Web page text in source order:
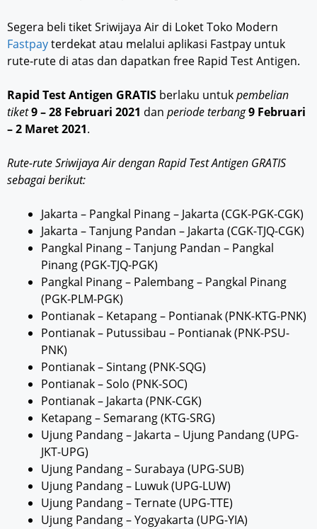
Segera beli tiket Sriwijaya Air di Loket Toko Modern
Fastpayterdekat atau melalui aplikasi Fastpay untuk
rute-rute di atas dan dapatkan free Rapid Test Antigen.
Rapid Test Antigen GRATIS berlaku untukpembelian
tiket9 – 28 Februari 2021 dan periode terbang9 Februari
– 2 Maret 2021.
Rute-rute Sriwijaya Air dengan Rapid Test Antigen GRATIS
sebagai berikut:
Jakarta – Pangkal Pinang – Jakarta (CGK-PGK-CGK)
Jakarta – Tanjung Pandan – Jakarta (CGK-TJQ-CGK)
Pangkal Pinang – Tanjung Pandan – Pangkal
Pinang (PGK-TJQ-PGK)
Pangkal Pinang – Palembang – Pangkal Pinang
(PGK-PLM-PGK)
Pontianak – Ketapang – Pontianak (PNK-KTG-PNK)
Pontianak – Putussibau – Pontianak (PNK-PSU-
PNK)
Pontianak – Sintang (PNK-SQG)
Pontianak – Solo (PNK-SOC)
Pontianak – Jakarta (PNK-CGK)
Ketapang – Semarang (KTG-SRG)
Ujung Pandang – Jakarta – Ujung Pandang (UPG-
JKT-UPG)
Ujung Pandang – Surabaya (UPG-SUB)
Ujung Pandang – Luwuk (UPG-LUW)
Ujung Pandang – Ternate (UPG-TTE)
Ujung Pandang – Yogyakarta (UPG-YIA)